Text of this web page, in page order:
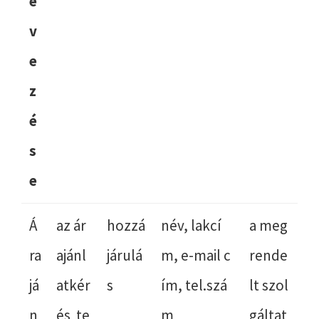
v
e
z
é
s
e
Á
ra
já
n
az ár
ajánl
atkér
és te
hozzá
járulá
s
név, lakcí
m, e-mail c
ím, tel.szá
m
a meg
rende
lt szol
gáltat